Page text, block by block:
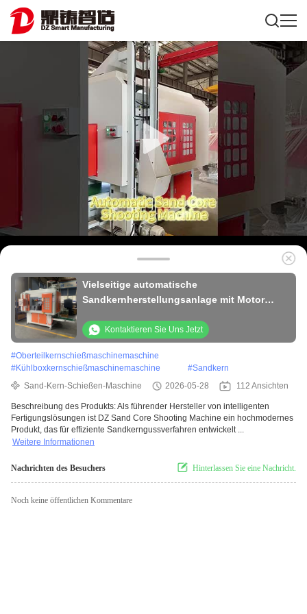
Vielseitige automatische
Sandkernherstellungsanlage mit Motor
Metallgussanwendungen
Kontaktieren Sie Uns Jetzt
#Oberteilkernschießmaschinemaschine
#Kühlboxkernschießmaschinemaschine #Sandkern
Sand-Kern-Schießen-Maschine
2026-05-28 112 Ansichten
Beschreibung des Produkts: Als führender Hersteller von intelligenten
Fertigungslösungen ist DZ Sand Core Shooting Machine ein hochmodernes
Produkt, das für effiziente Sandkerngussverfahren entwickelt ...
Weitere Informationen
Nachrichten des Besuchers Hinterlassen Sie eine Nachricht.
Noch keine öffentlichen Kommentare